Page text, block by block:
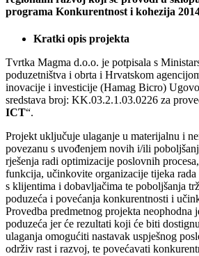
programa Konkurentnost i kohezija
Kratki opis projekta
Tvrtka Magma d.o.o. je potpisala s
poduzetništva i obrta i Hrvatskom
inovacije i investicije (Hamag Bicro)
sredstava broj: KK.03.2.1.03.0226 za
ICT“.
Projekt uključuje ulaganje u materijalnu i
povezanu s uvođenjem novih i/ili
rješenja radi optimizacije poslovnih
funkcija, učinkovite organizacije tijeka
s klijentima i dobavljačima te poboljšanja
poduzeća i povećanja konkurentnosti i
Provedba predmetnog projekta neophodna
poduzeća jer će rezultati koji će biti
ulaganja omogućiti nastavak uspješnog
održiv rast i razvoj, te povećavati